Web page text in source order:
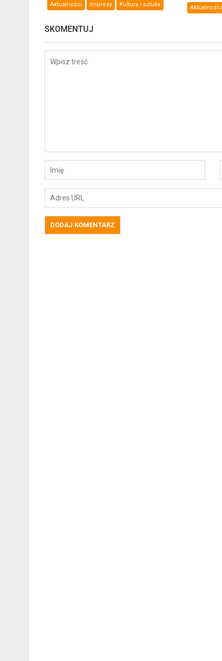
Aktualności Imprezy Kultura i sztuka Aktualności
SKOMENTUJ